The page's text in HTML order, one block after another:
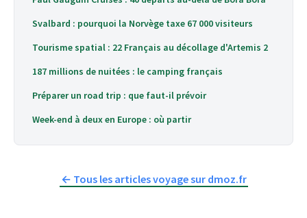
Svalbard : pourquoi la Norvège taxe 67 000 visiteurs
Tourisme spatial : 22 Français au décollage d'Artemis 2
187 millions de nuitées : le camping français
Préparer un road trip : que faut-il prévoir
Week-end à deux en Europe : où partir
← Tous les articles voyage sur dmoz.fr